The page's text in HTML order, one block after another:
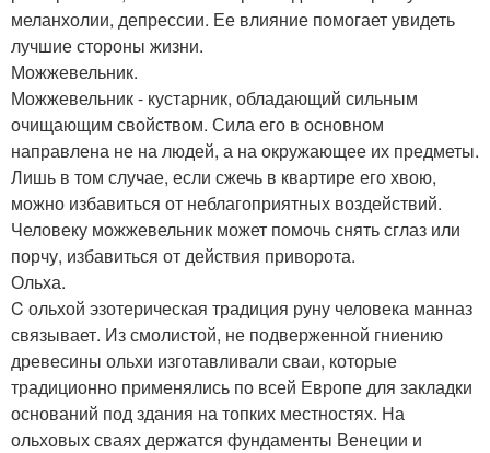
меланхолии, депрессии. Ее влияние помогает увидеть
лучшие стороны жизни.
Можжевельник.
Можжевельник - кустарник, обладающий сильным
очищающим свойством. Сила его в основном
направлена не на людей, а на окружающее их предметы.
Лишь в том случае, если сжечь в квартире его хвою,
можно избавиться от неблагоприятных воздействий.
Человеку можжевельник может помочь снять сглаз или
порчу, избавиться от действия приворота.
Ольха.
C ольхой эзотерическая традиция руну человека манназ
связывает. Из смолистой, не подверженной гниению
древесины ольхи изготавливали сваи, которые
традиционно применялись по всей Европе для закладки
оснований под здания на топких местностях. На
ольховых сваях держатся фундаменты Венеции и